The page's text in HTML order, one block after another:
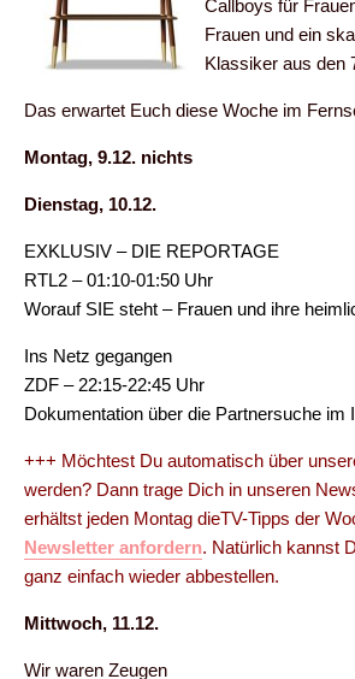
Callboys für
Frauen und ein
Klassiker aus den
Das erwartet Euch diese Woche im
Montag, 9.12. nichts
Dienstag, 10.12.
EXKLUSIV – DIE REPORTAGE
RTL2 – 01:10-01:50 Uhr
Worauf SIE steht – Frauen und ihre
Ins Netz gegangen
ZDF – 22:15-22:45 Uhr
Dokumentation über die Partnersuche im
+++ Möchtest Du automatisch über
werden? Dann trage Dich in unseren
erhältst jeden Montag dieTV-Tipps der
Newsletter anfordern. Natürlich kannst
ganz einfach wieder abbestellen.
Mittwoch, 11.12.
Wir waren Zeugen